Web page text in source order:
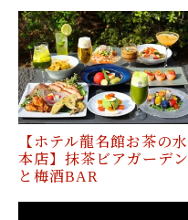
【ホテル龍名館お茶の水
本店】抹茶ビアガーデン
と梅酒BAR